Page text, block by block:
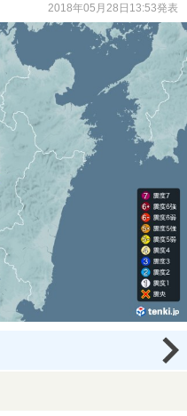
2018年05月28日13:53発表